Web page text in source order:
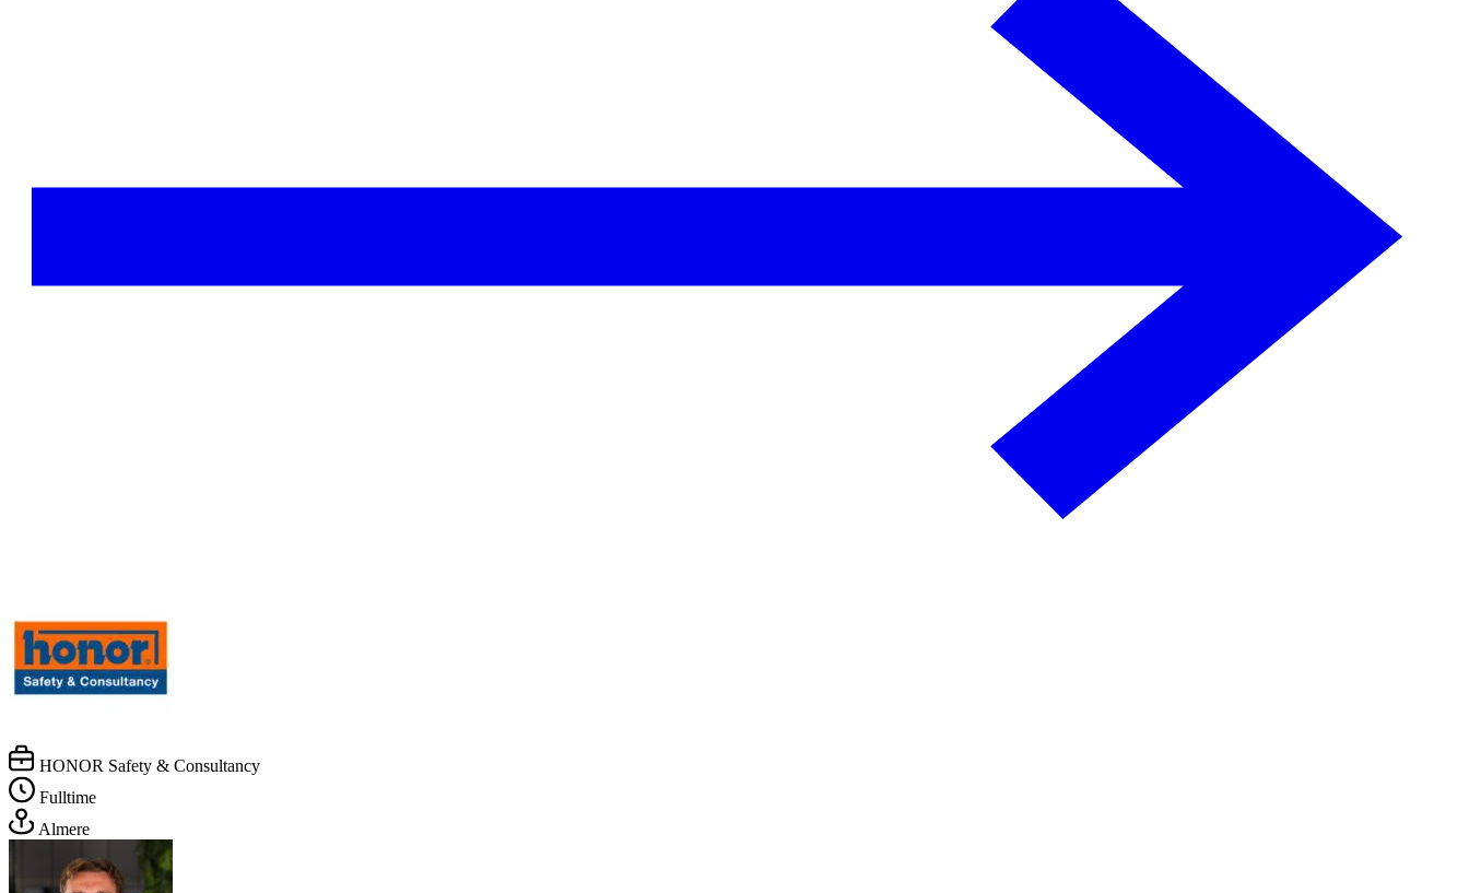
HONOR Safety & Consultancy
Fulltime
Almere